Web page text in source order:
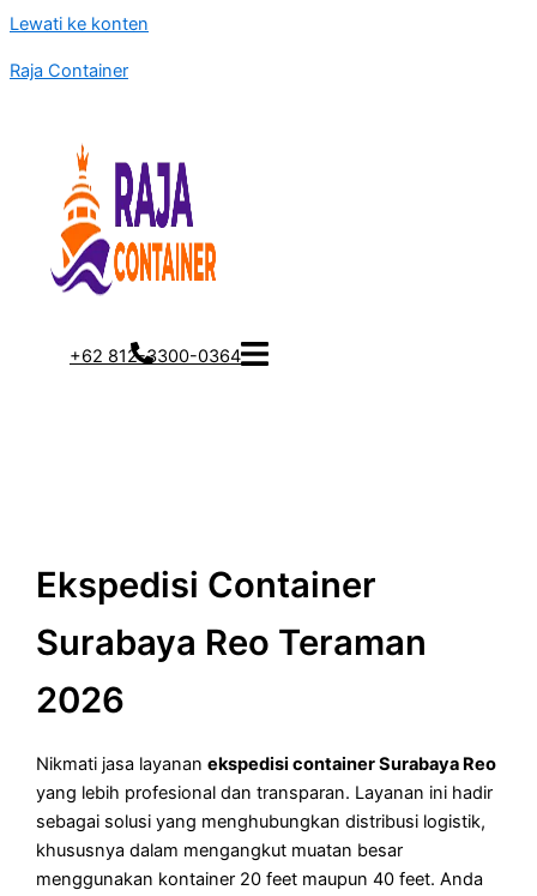
Lewati ke konten
Raja Container
+62 812-3300-0364
Ekspedisi Container
Surabaya Reo Teraman
2026
Nikmati jasa layananekspedisi container Surabaya Reo
yang lebih profesional dan transparan. Layanan ini hadir
sebagai solusi yang menghubungkan distribusi logistik,
khususnya dalam mengangkut muatan besar
menggunakan kontainer 20 feet maupun 40 feet. Anda